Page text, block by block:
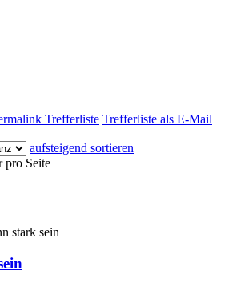
Trefferliste Trefferliste als E-Mail
aufsteigend sortieren
pro Seite